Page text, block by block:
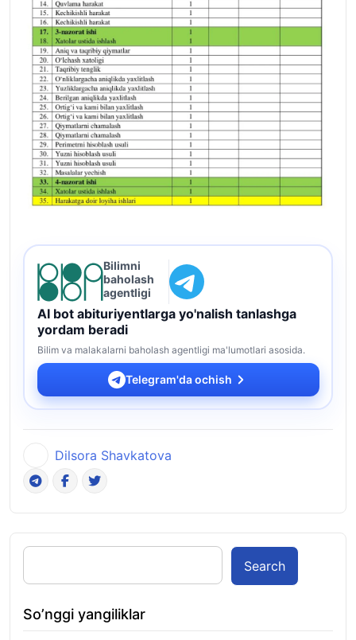
Bilimni
baholash
agentligi
AI bot abituriyentlarga yo'nalish tanlashga
yordam beradi
Bilim va malakalarni baholash agentligi ma'lumotlari asosida.
Telegram'da ochish
Dilsora Shavkatova
Search
So’nggi yangiliklar